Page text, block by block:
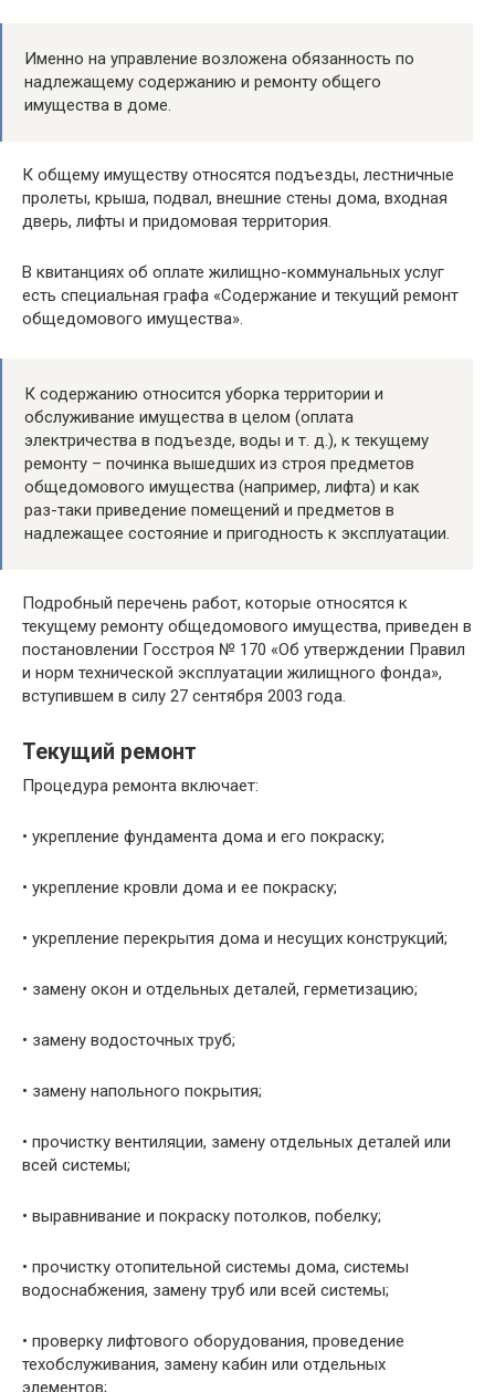
Именно на управление возложена обязанность по
надлежащему содержанию и ремонту общего
имущества в доме.
К общему имуществу относятся подъезды, лестничные
пролеты, крыша, подвал, внешние стены дома, входная
дверь, лифты и придомовая территория.
В квитанциях об оплате жилищно-коммунальных услуг
есть специальная графа «Содержание и текущий ремонт
общедомового имущества».
К содержанию относится уборка территории и
обслуживание имущества в целом (оплата
электричества в подъезде, воды и т. д.), к текущему
ремонту – починка вышедших из строя предметов
общедомового имущества (например, лифта) и как
раз-таки приведение помещений и предметов в
надлежащее состояние и пригодность к эксплуатации.
Подробный перечень работ, которые относятся к
текущему ремонту общедомового имущества, приведен в
постановлении Госстроя № 170 «Об утверждении Правил
и норм технической эксплуатации жилищного фонда»,
вступившем в силу 27 сентября 2003 года.
Текущий ремонт
Процедура ремонта включает:
• укрепление фундамента дома и его покраску;
• укрепление кровли дома и ее покраску;
• укрепление перекрытия дома и несущих конструкций;
• замену окон и отдельных деталей, герметизацию;
• замену водосточных труб;
• замену напольного покрытия;
• прочистку вентиляции, замену отдельных деталей или
всей системы;
• выравнивание и покраску потолков, побелку;
• прочистку отопительной системы дома, системы
водоснабжения, замену труб или всей системы;
• проверку лифтового оборудования, проведение
техобслуживания, замену кабин или отдельных
элементов;